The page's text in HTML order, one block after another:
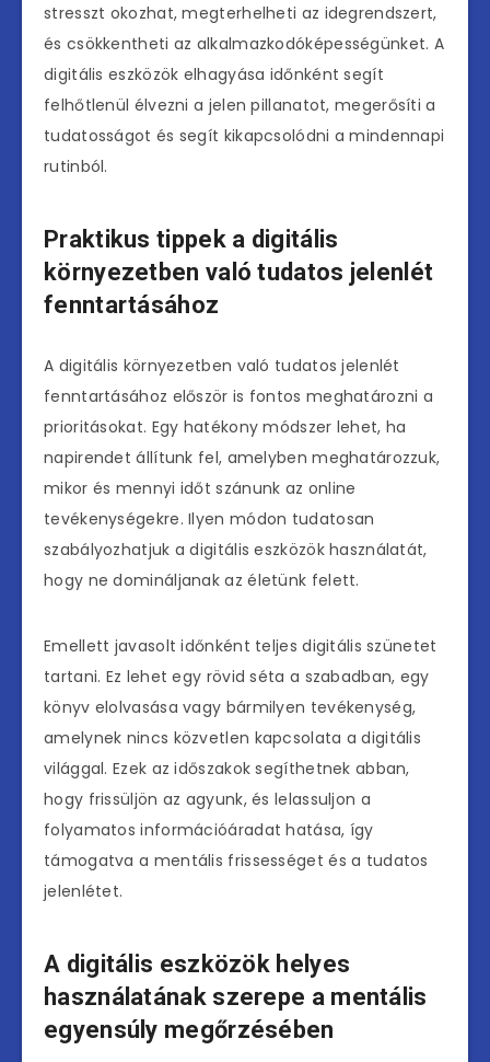
stresszt okozhat, megterhelheti az idegrendszert,
és csökkentheti az alkalmazkodóképességünket. A
digitális eszközök elhagyása időnként segít
felhőtlenül élvezni a jelen pillanatot, megerősíti a
tudatosságot és segít kikapcsolódni a mindennapi
rutinból.
Praktikus tippek a digitális
környezetben való tudatos jelenlét
fenntartásához
A digitális környezetben való tudatos jelenlét
fenntartásához először is fontos meghatározni a
prioritásokat. Egy hatékony módszer lehet, ha
napirendet állítunk fel, amelyben meghatározzuk,
mikor és mennyi időt szánunk az online
tevékenységekre. Ilyen módon tudatosan
szabályozhatjuk a digitális eszközök használatát,
hogy ne domináljanak az életünk felett.
Emellett javasolt időnként teljes digitális szünetet
tartani. Ez lehet egy rövid séta a szabadban, egy
könyv elolvasása vagy bármilyen tevékenység,
amelynek nincs közvetlen kapcsolata a digitális
világgal. Ezek az időszakok segíthetnek abban,
hogy frissüljön az agyunk, és lelassuljon a
folyamatos információáradat hatása, így
támogatva a mentális frissességet és a tudatos
jelenlétet.
A digitális eszközök helyes
használatának szerepe a mentális
egyensúly megőrzésében